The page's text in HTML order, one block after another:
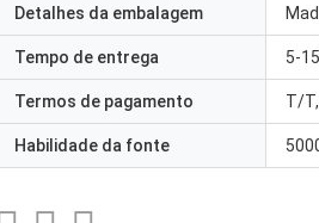
Detalhes da embalagem
Tempo de entrega 5-
Termos de pagamento T/
Habilidade da fonte